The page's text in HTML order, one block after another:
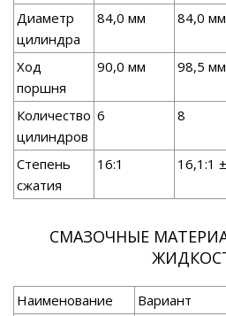
Диаметр
цилиндра
84,0 мм 84,0 мм
Ход
поршня
90,0 мм 98,5 мм
Количество
цилиндров
6 8
Степень
сжатия
16:1 16,1:1
СМАЗОЧНЫЕ
Наименование Вариант